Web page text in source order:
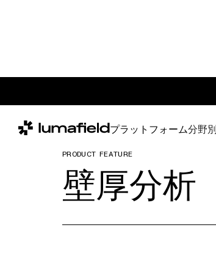
プラットフォーム分野
PRODUCT FEATURE
壁厚分析